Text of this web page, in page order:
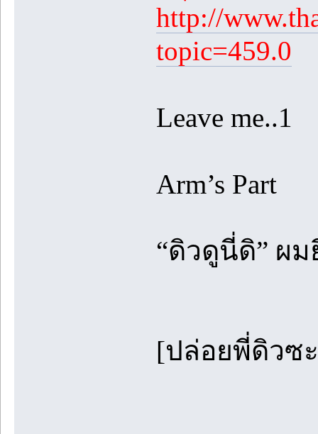
http://
topic=459.0
Leave me..1
Arm’s Part
“ดิวดูนี่ดิ” ผ
[ปล่อยพี่ดิวซ